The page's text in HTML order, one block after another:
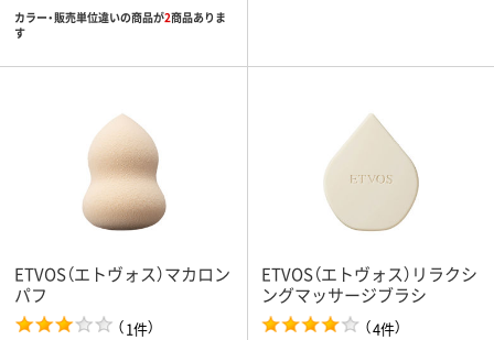
カラー・販売単位違いの商品が2商品ありま
す
ETVOS（エトヴォス）マカロン
パフ
（1件）
ETVOS（エトヴォス）リラクシ
ングマッサージブラシ
（4件）